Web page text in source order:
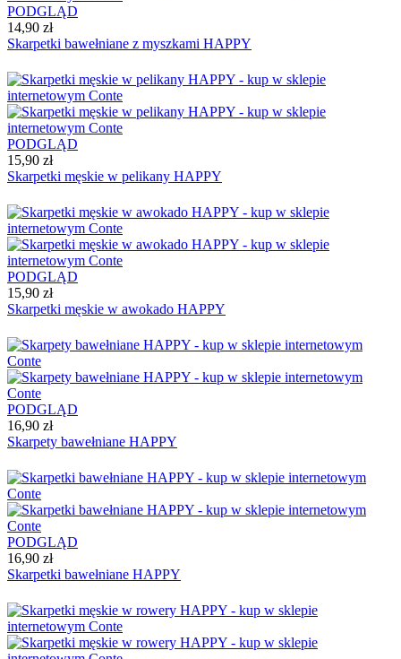
PODGLĄD
14,90 zł
Skarpetki bawełniane z myszkami HAPPY
PODGLĄD
15,90 zł
Skarpetki męskie w pelikany HAPPY
PODGLĄD
15,90 zł
Skarpetki męskie w awokado HAPPY
PODGLĄD
16,90 zł
Skarpety bawełniane HAPPY
PODGLĄD
16,90 zł
Skarpetki bawełniane HAPPY